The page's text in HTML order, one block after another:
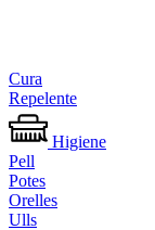
Cura
Repelente
Higiene
Pell
Potes
Orelles
Ulls